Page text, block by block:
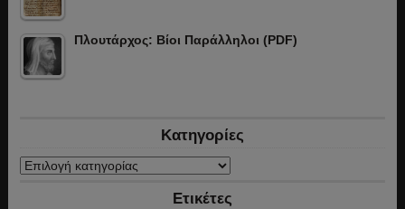
Πλουτάρχος: Βίοι Παράλληλοι (PDF)
Κατηγορίες
Κατηγορίες
Ετικέτες